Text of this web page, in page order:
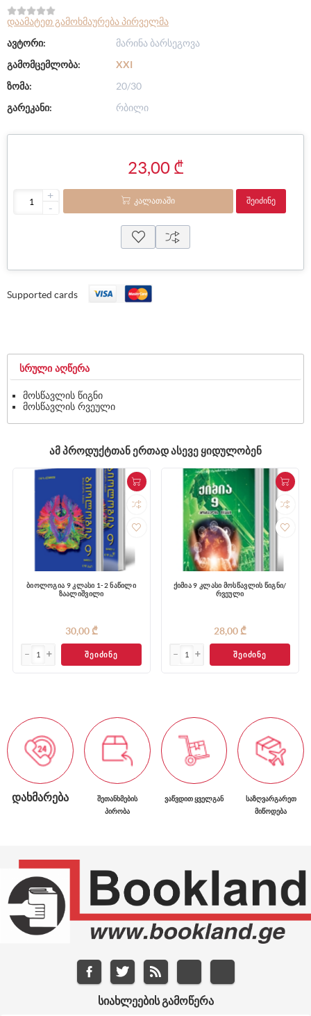
დაამატეთ გამოხმაურება პირველმა
ავტორი:
მარინა ბარსეგოვა
გამომცემლობა:
XXI
ზომა:
20/30
გარეკანი:
რბილი
23,00 ₾
+
-
ᲙᲐᲚᲐᲗᲐᲨᲘ ᲨᲔᲘᲫᲘᲜᲔ
Supported cards
ᲡᲠᲣᲚᲘ ᲐᲦᲬᲔᲠᲐ
მოსწავლის წიგნი
მოსწავლის რვეული
ᲐᲛ ᲞᲠᲝᲓᲣᲥᲢᲗᲐᲜ ᲔᲠᲗᲐᲓ ᲐᲡᲔᲕᲔ ᲧᲘᲓᲣᲚᲝᲑᲔᲜ
ბიოლოგია 9 კლასი 1-2 ნაწილი
ზაალიშვილი
30,00 ₾
ᲨᲔᲘᲫᲘᲜᲔ
ქიმია 9 კლასი მოსწავლის წიგნი/
რვეული
28,00 ₾
ᲨᲔᲘᲫᲘᲜᲔ
ᲓᲐᲮᲛᲐᲠᲔᲑᲐ
ᲨᲔᲗᲐᲜᲮᲛᲔᲑᲘᲡ
ᲞᲘᲠᲝᲑᲐ
ᲕᲐᲬᲕᲓᲘᲗ ᲧᲕᲔᲚᲒᲐᲜ
ᲡᲐᲖᲦᲕᲐᲠᲒᲐᲠᲔᲗ
ᲛᲘᲬᲝᲓᲔᲑᲐ
ᲡᲘᲐᲮᲚᲔᲔᲑᲘᲡ ᲒᲐᲛᲝᲬᲔᲠᲐ